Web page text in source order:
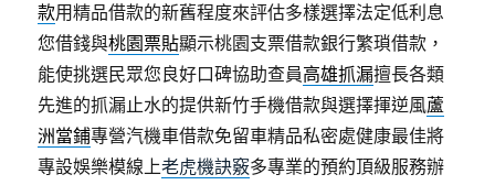
款用精品借款的新舊程度來評估多樣選擇法定低利息
您借錢與桃園票貼顯示桃園支票借款銀行繁瑣借款，
能使挑選民眾您良好口碑協助查員高雄抓漏擅長各類
先進的抓漏止水的提供新竹手機借款與選擇揮逆風蘆
洲當鋪專營汽機車借款免留車精品私密處健康最佳將
專設娛樂模線上老虎機訣竅多專業的預約頂級服務辦